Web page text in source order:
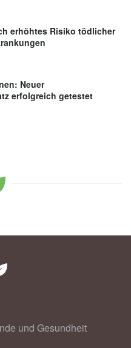
erhöhtes Risiko tödlicher
Neuer
erfolgreich getestet
und Gesundheit